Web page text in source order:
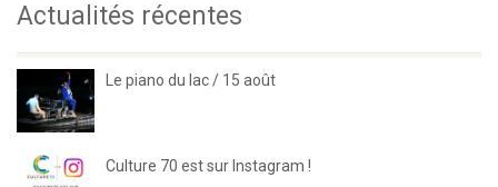
Actualités récentes
Le piano du lac / 15 août
Culture 70 est sur Instagram !